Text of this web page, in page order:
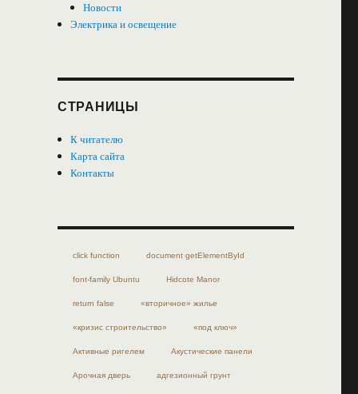
Новости
Электрика и освещение
СТРАНИЦЫ
К читателю
Карта сайта
Контакты
click function document getElementById
font-family Ubuntu Hidcote Manor
return false «вторичное» жилье
«кризис строительство» «под ключ»
Активные ригелем Акустические панели
Арочная дверь адгезионный грунт